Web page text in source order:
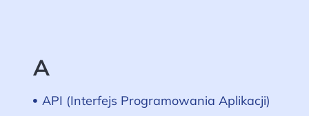
A
API (Interfejs Programowania Aplikacji)